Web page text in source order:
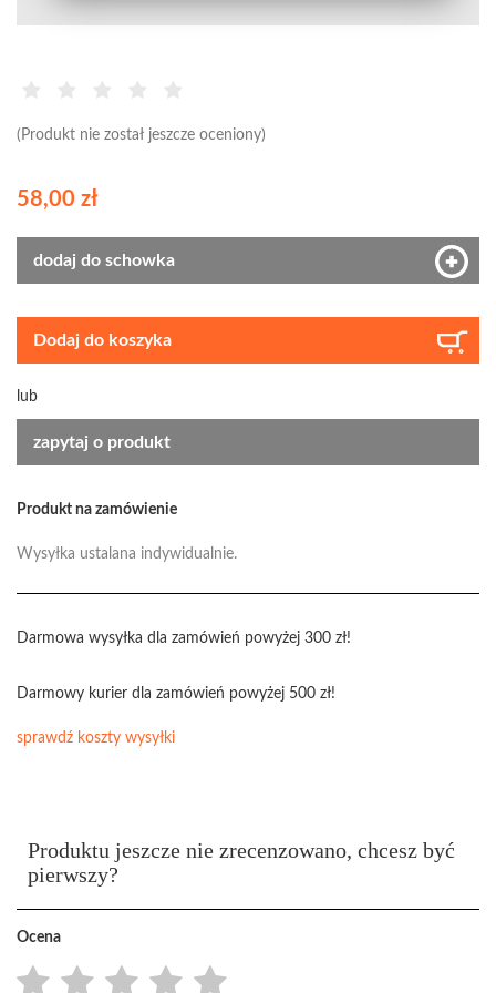
(Produkt nie został jeszcze oceniony)
58,00 zł
dodaj do schowka
Dodaj do koszyka
lub
zapytaj o produkt
Produkt na zamówienie
Wysyłka ustalana indywidualnie.
Darmowa wysyłka dla zamówień powyżej 300 zł!
Darmowy kurier dla zamówień powyżej 500 zł!
sprawdź koszty wysyłki
Produktu jeszcze nie zrecenzowano, chcesz być
pierwszy?
Ocena